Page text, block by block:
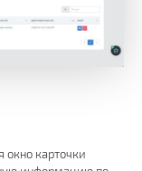
окно карточки